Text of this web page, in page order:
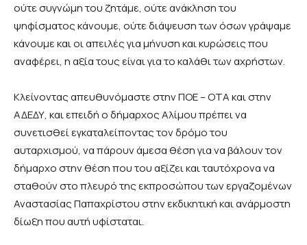
ούτε συγνώμη του ζητάμε, ούτε ανάκληση του
ψηφίσματος κάνουμε, ούτε διάψευση των όσων γράψαμε
κάνουμε και οι απειλές για μήνυση και κυρώσεις που
αναφέρει, η αξία τους είναι για το καλάθι των αχρήστων.
Κλείνοντας απευθυνόμαστε στην ΠΟΕ – ΟΤΑ και στην
ΑΔΕΔΥ, και επειδή ο δήμαρχος Αλίμου πρέπει να
συνετισθεί εγκαταλείποντας τον δρόμο του
αυταρχισμού, να πάρουν άμεσα θέση για να βάλουν τον
δήμαρχο στην θέση που του αξίζει και ταυτόχρονα να
σταθούν στο πλευρό της εκπροσώπου των εργαζομένων
Αναστασίας Παπαχρίστου στην εκδικητική και ανάρμοστη
δίωξη που αυτή υφίσταται.